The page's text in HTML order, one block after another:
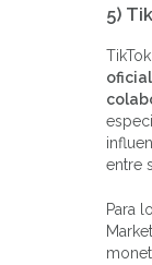
5)
entre
Para